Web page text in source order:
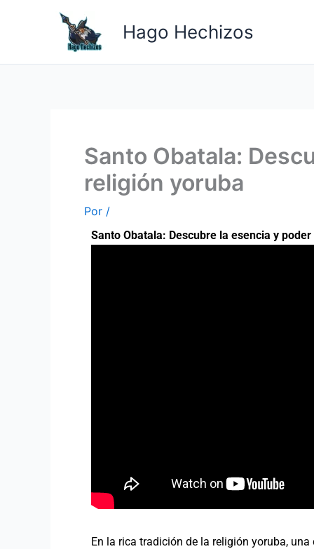
Hago Hechizos
Santo Obatala:
religión yoruba
Por /
Santo Obatala: Descubre la esencia y
En la rica tradición de la religión yoruba,